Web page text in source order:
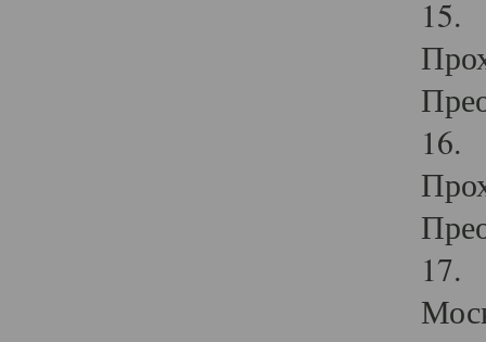
15.
16.
17.